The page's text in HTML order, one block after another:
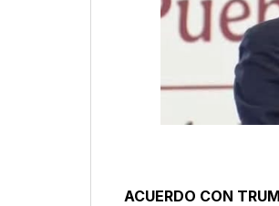
ACUERDO CON